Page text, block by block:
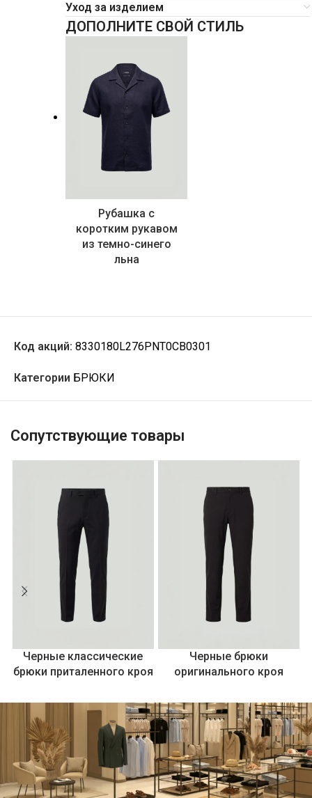
Уход за изделием
ДОПОЛНИТЕ СВОЙ СТИЛЬ
Рубашка с
коротким рукавом
из темно-синего
льна
Код акций: 8330180L276PNT0CB0301
Категории БРЮКИ
Сопутствующие товары
Черные классические
брюки приталенного кроя
Черные брюки
оригинального кроя